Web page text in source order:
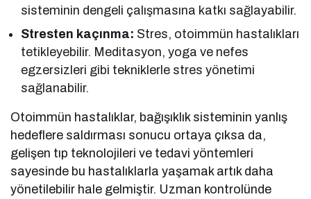
sisteminin dengeli çalışmasına katkı sağlayabilir.
Stresten kaçınma: Stres, otoimmün hastalıkları
tetikleyebilir. Meditasyon, yoga ve nefes
egzersizleri gibi tekniklerle stres yönetimi
sağlanabilir.
Otoimmün hastalıklar, bağışıklık sisteminin yanlış
hedeflere saldırması sonucu ortaya çıksa da,
gelişen tıp teknolojileri ve tedavi yöntemleri
sayesinde bu hastalıklarla yaşamak artık daha
yönetilebilir hale gelmiştir. Uzman kontrolünde